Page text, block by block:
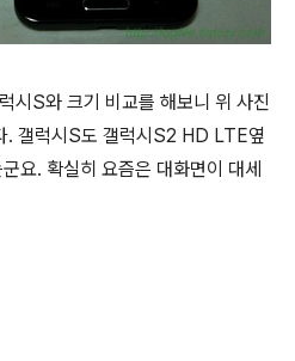
시S와 크기 비교를 해보니 위 사진
. 갤럭시S도 갤럭시S2 HD LTE옆
요. 확실히 요즘은 대화면이 대세